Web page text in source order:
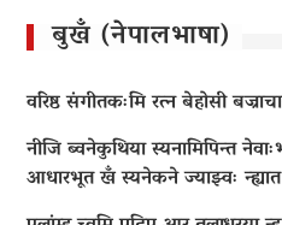
बुखँ (नेपालभाषा)
वरिष्ठ संगीतकःमि रत्न बेहोसी
नीजि ब्वनेकुथिया स्यनामिपिन्त
आधारभूत खँ स्यनेकने ज्याझ्वः न्ह्यात